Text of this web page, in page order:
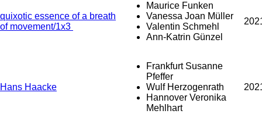
quixotic essence of a breath
of movement/1x3
Maurice Funken
Vanessa Joan Müller
Valentin Schmehl
Ann-Katrin Günzel
Hans Haacke
Frankfurt Susanne
Pfeffer
Wulf Herzogenrath
Hannover Veronika
Mehlhart